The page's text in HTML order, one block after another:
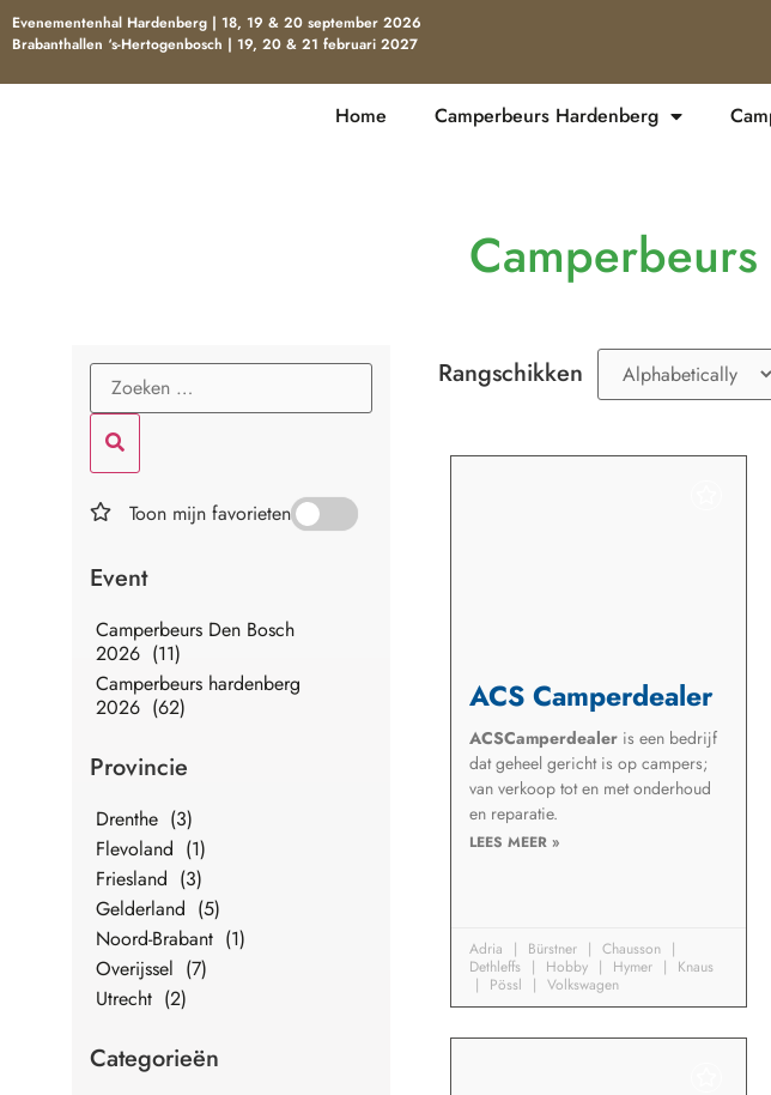
Evenementenhal Hardenberg | 18, 19 & 20 september 2026
Brabanthallen ‘s-Hertogenbosch | 19, 20 & 21 februari 2027
Home Camperbeurs Hardenberg
Toon mijn favorieten
Event
Camperbeurs Den Bosch
2026 (11)
Camperbeurs hardenberg
2026 (62)
Provincie
Drenthe (3)
Flevoland (1)
Friesland (3)
Gelderland (5)
Noord-Brabant (1)
Overijssel (7)
Utrecht (2)
Categorieën
Rangschikken
ACS Camperdealer
ACSCamperdealeris een bedrijf
dat geheel gericht is op campers;
van verkoop tot en met onderhoud
en reparatie.
LEES MEER »
Adria Bürstner
Chausson
Dethleffs
Hobby Hymer
Knaus
Pössl
Volkswagen